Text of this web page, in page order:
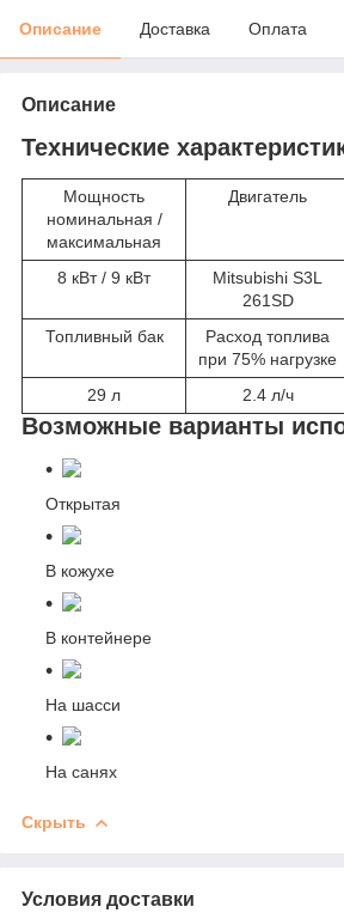
Описание Доставка Оплата
Описание
Технические
Мощность
номинальная /
максимальная
Двигатель
8 кВт / 9 кВт
Mitsubishi S3L
261SD
Топливный бак
Расход топлива
при 75% нагрузке
29 л 2.4 л/ч
Возможные варианты
Открытая
В кожухе
В контейнере
На шасси
На санях
Скрыть
Условия доставки